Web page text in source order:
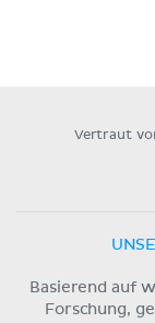
Vertraut
Basierend auf
Forschung,